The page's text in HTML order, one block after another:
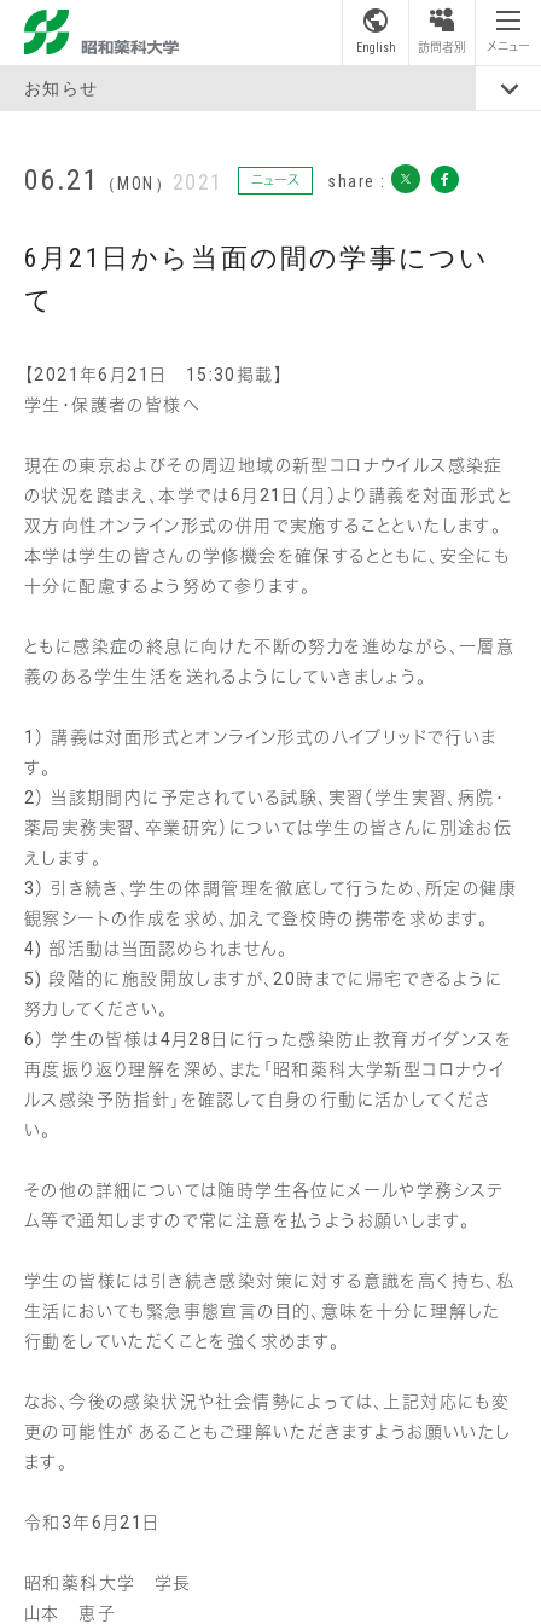
English 訪問者別 メニュー
06.21 （MON） 2021 ニュース share :
6月21日から当面の間の学事につい
て
【2021年6月21日 15:30掲載】
学生・保護者の皆様へ
現在の東京およびその周辺地域の新型コロナウイルス感染症
の状況を踏まえ、本学では6月21日（月）より講義を対面形式と
双方向性オンライン形式の併用で実施することといたします。
本学は学生の皆さんの学修機会を確保するとともに、安全にも
十分に配慮するよう努めて参ります。
ともに感染症の終息に向けた不断の努力を進めながら、一層意
義のある学生生活を送れるようにしていきましょう。
1） 講義は対面形式とオンライン形式のハイブリッドで行いま
す。
2） 当該期間内に予定されている試験、実習（学生実習、病院・
薬局実務実習、卒業研究）については学生の皆さんに別途お伝
えします。
3） 引き続き、学生の体調管理を徹底して行うため、所定の健康
観察シートの作成を求め、加えて登校時の携帯を求めます。
4) 部活動は当面認められません。
5) 段階的に施設開放しますが、20時までに帰宅できるように
努力してください。
6） 学生の皆様は4月28日に行った感染防止教育ガイダンスを
再度振り返り理解を深め、また「昭和薬科大学新型コロナウイ
ルス感染予防指針」を確認して自身の行動に活かしてくださ
い。
その他の詳細については随時学生各位にメールや学務システ
ム等で通知しますので常に注意を払うようお願いします。
学生の皆様には引き続き感染対策に対する意識を高く持ち、私
生活においても緊急事態宣言の目的、意味を十分に理解した
行動をしていただくことを強く求めます。
なお、今後の感染状況や社会情勢によっては、上記対応にも変
更の可能性が あることもご理解いただきますようお願いいたし
ます。
令和3年6月21日
昭和薬科大学 学長
山本 恵子
お知らせ